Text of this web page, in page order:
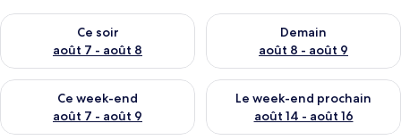
Ce soir
août 7 - août 8
Vérifier la disponibilité pour ce soir août 7 - août 8
Demain
août 8 - août 9
Vérifier la disponibilité pour
Ce week-end
août 7 - août 9
Vérifier la disponibilité pour ce week-end août 7 - août 9
Le week-end prochain
août 14 - août 16
Vérifier la disponibilité pour